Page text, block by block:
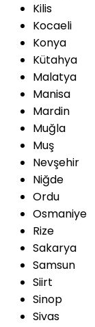
Kilis
Kocaeli
Konya
Kütahya
Malatya
Manisa
Mardin
Muğla
Muş
Nevşehir
Niğde
Ordu
Osmaniye
Rize
Sakarya
Samsun
Siirt
Sinop
Sivas